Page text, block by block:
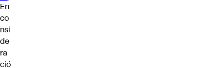
En
co
nsi
de
ra
ció